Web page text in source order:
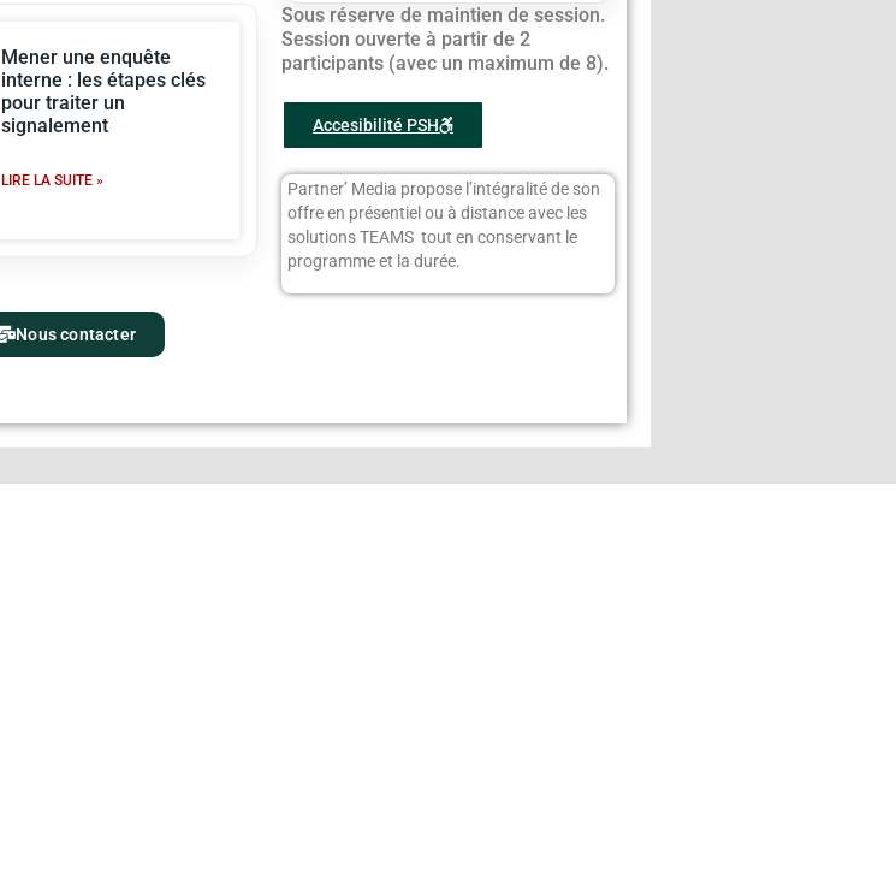
Mener une enquête
interne : les étapes clés
pour traiter un
signalement
LIRE LA SUITE »
Nous contacter
Sous réserve de maintien de session.
Session ouverte à partir de 2
participants (avec un maximum de 8).
Accesibilité PSH
Partner’ Media propose l’intégralité de son
offre en présentiel ou à distance avec les
solutions TEAMS tout en conservant le
programme et la durée.